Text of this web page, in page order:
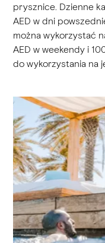
prysznice. Dzienne
AED w dni
można wykorzystać
AED w weekendy i
do wykorzystania na